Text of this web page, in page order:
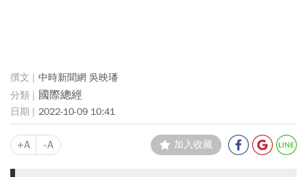
中時新聞網 吳映璠
國際總經
2022-10-09 10:41
+A -A 加入收藏